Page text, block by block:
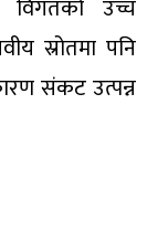
उच्च
स्रोतमा पनि
संकट उत्पन्न